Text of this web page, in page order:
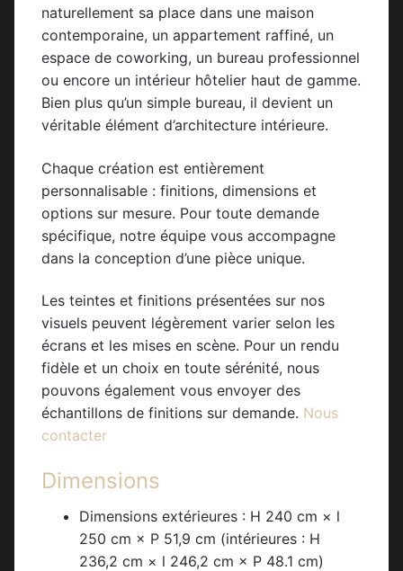
naturellement sa place dans une maison
contemporaine, un appartement raffiné, un
espace de coworking, un bureau professionnel
ou encore un intérieur hôtelier haut de gamme.
Bien plus qu’un simple bureau, il devient un
véritable élément d’architecture intérieure.
Chaque création est entièrement
personnalisable : finitions, dimensions et
options sur mesure. Pour toute demande
spécifique, notre équipe vous accompagne
dans la conception d’une pièce unique.
Les teintes et finitions présentées sur nos
visuels peuvent légèrement varier selon les
écrans et les mises en scène. Pour un rendu
fidèle et un choix en toute sérénité, nous
pouvons également vous envoyer des
échantillons de finitions sur demande. Nous
contacter
Dimensions
Dimensions extérieures : H 240 cm × l
250 cm × P 51,9 cm (intérieures : H
236,2 cm × l 246,2 cm × P 48.1 cm)